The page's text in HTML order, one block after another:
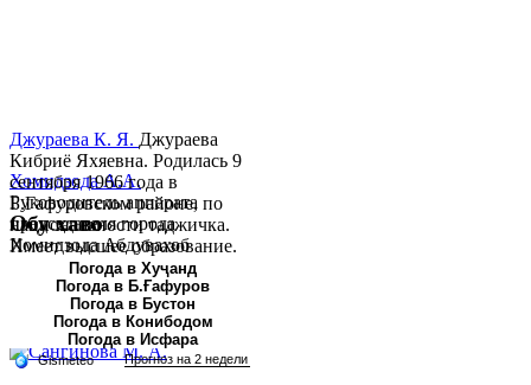
Хомидзода А.А.
Руководитель аппарата
председателя города
Хомидзода Абдувахоб
Абдумаджид родился 8
июня 1978 года в городе
Худжанде. По
национальности...
Джураева К. Я. Джураева
Кибриё Яхяевна. Родилась 9
сентября 1966 года в
Б.Гафуровском районе, по
национальности таджичка.
Имеет высшее образование.
В 1997 ...
Обу хаво
Погода в Хуҷанд
Погода в Б.Ғафуров
Погода в Бустон
Погода в Конибодом
Погода в Исфара